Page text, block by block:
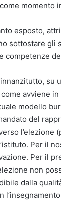
momento
esposto,
sottostare gli
competenze
su
avviene
modello
del
l’elezione
Per il
Per il
non
dalla